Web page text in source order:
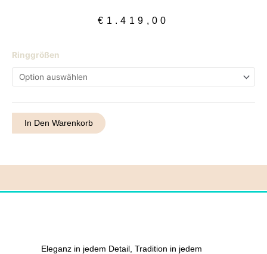
€ 1.419,00
Ringgrößen
Ring
54
Menge
In Den Warenkorb
Eleganz in jedem Detail, Tradition in jedem